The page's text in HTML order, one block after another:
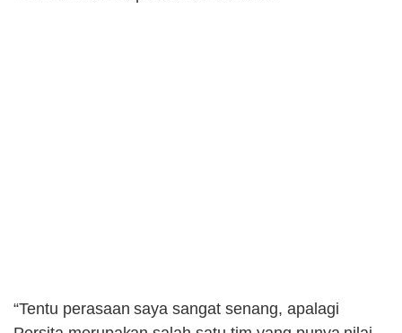
“Tentu perasaan saya sangat senang, apalagi